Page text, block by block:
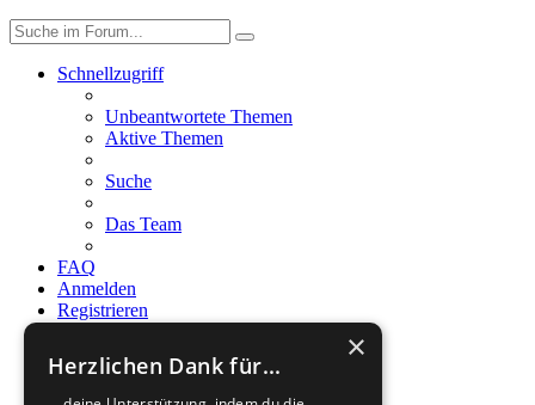
Schnellzugriff
Unbeantwortete Themen
Aktive Themen
Suche
Das Team
FAQ
Anmelden
Registrieren
Suche
×
Herzlichen Dank für...